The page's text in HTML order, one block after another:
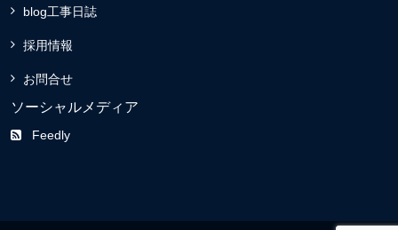
blog工事日誌
採用情報
お問合せ
ソーシャルメディア
Feedly